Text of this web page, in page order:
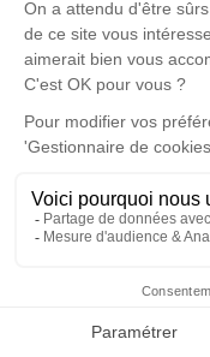
Faire-part
Cérémonie
jeudi 31 juillet
Eglise de
2 D663
69590